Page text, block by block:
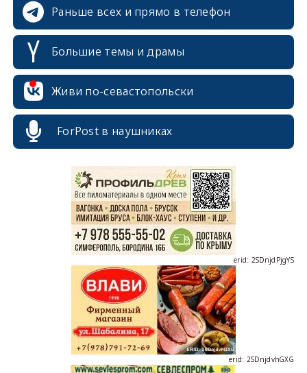
Раньше всех и прямо в телефон
Большие темы и драмы
Живи по-севастопольски
ForPost в наушниках
erid: 2SDnjdPjgYS
erid: 2SDnjdvhGXG